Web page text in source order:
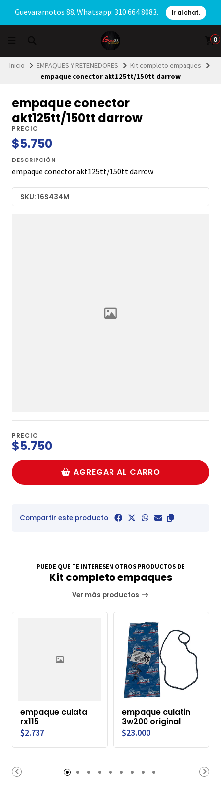
Guevaramotos 88. Whatsapp: 310 664 8083. Ir al chat.
0
Inicio EMPAQUES Y RETENEDORES
Kit completo empaques
empaque conector akt125tt/150tt darrow
empaque conector
akt125tt/150tt darrow
PRECIO
$5.750
DESCRIPCIÓN
empaque conector akt125tt/150tt darrow
SKU: 16S434M
PRECIO
$5.750
AGREGAR AL CARRO
Compartir este producto
PUEDE QUE TE INTERESEN OTROS PRODUCTOS DE
Kit completo empaques
Ver más productos
empaque culata
rx115
$2.737
empaque culatin
3w200 original
$23.000